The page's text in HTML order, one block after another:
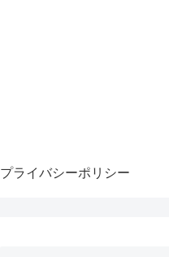
プライバシーポリシー